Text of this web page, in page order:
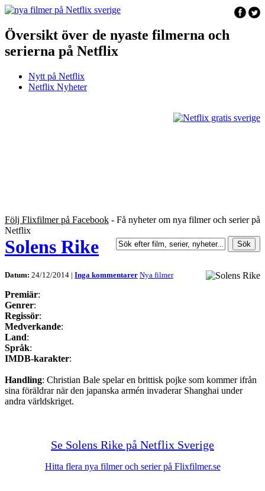
Översikt över de nyaste filmerna och
serierna på Netflix
Nytt på Netflix
Netflix Nyheter
Följ Flixfilmer på Facebook - Få nyheter om nya filmer och serier på
Netflix
Solens Rike
Datum: 24/12/2014 | Inga kommentarer Nya filmer
Premiär:
Genrer:
Regissör:
Medverkande:
Land:
Språk:
IMDB-karakter:
Handling: Christian Bale spelar en brittisk pojke som kommer ifrån
sina föräldrar när den japanska armén invaderar Shanghai under
andra världskriget.
Se Solens Rike på Netflix Sverige
Hitta flera nya filmer och serier på Flixfilmer.se